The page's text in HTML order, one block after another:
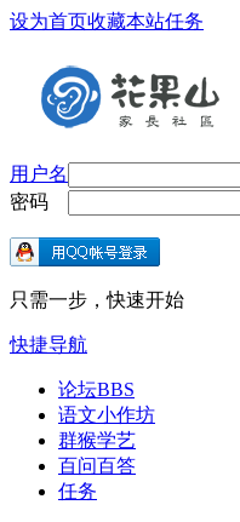
设为首页收藏本站任务
用户名
密码
只需一步，快速开始
快捷导航
论坛BBS
语文小作坊
群猴学艺
百问百答
任务